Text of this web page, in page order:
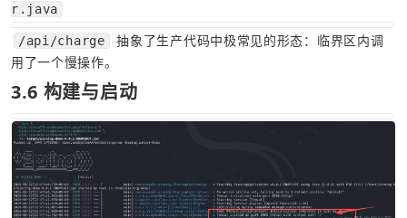
r.java
/api/charge
抽象了生产代码中极常见的形态：临界区内调
用了一个慢操作。
3.6 构建与启动